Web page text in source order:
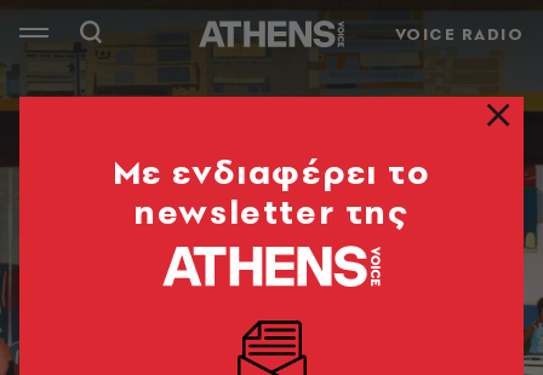
VOICE RADIO
Mε ενδιαφέρει το
newsletter της